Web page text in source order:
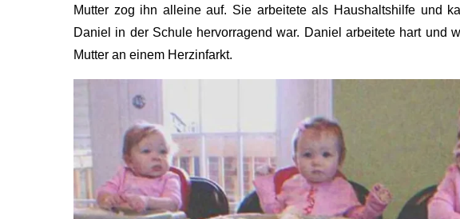
Mutter zog ihn alleine auf. Sie arbeitete als Haushaltshilfe und
Daniel in der Schule hervorragend war. Daniel arbeitete hart und
Mutter an einem Herzinfarkt.